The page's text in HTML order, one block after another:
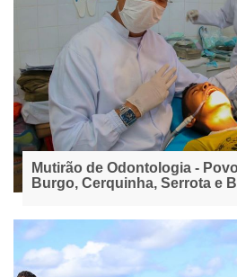
Mutirão de Odontologia -
Burgo, Cerquinha, Serrota e